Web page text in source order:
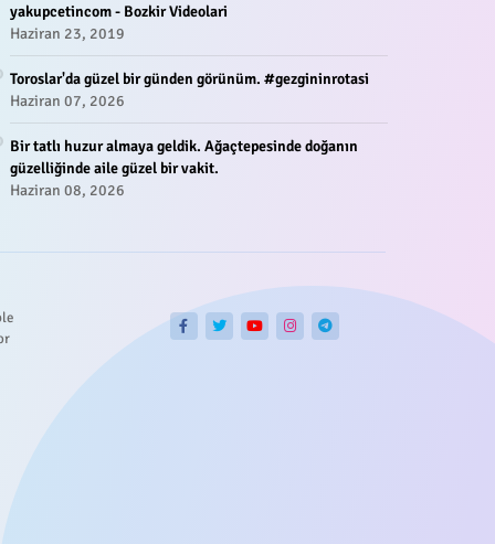
yakupcetincom - Bozkir Videolari
Haziran 23, 2019
Toroslar'da güzel bir günden görünüm. #gezgininrotasi
Haziran 07, 2026
Bir tatlı huzur almaya geldik. Ağaçtepesinde doğanın
güzelliğinde aile güzel bir vakit.
Haziran 08, 2026